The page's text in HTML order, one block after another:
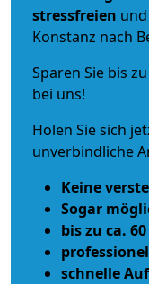
stressfreien und
Konstanz nach
Sparen Sie bis
bei uns!
Holen Sie sich
unverbindliche
Keine
Sogar
bis zu ca.
schnelle